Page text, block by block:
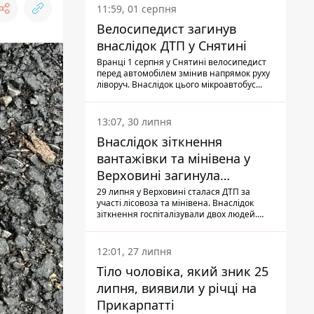
11:59, 01 серпня
Велосипедист загинув
внаслідок ДТП у Снятині
Вранці 1 серпня у Снятині велосипедист
перед автомобілем змінив напрямок руху
ліворуч. Внаслідок цього мікроавтобус
13:07, 30 липня
Внаслідок зіткнення
вантажівки та мінівена у
Верховині загинула
пасажирка, водійка - у
лікарні
29 липня у Верховині сталася ДТП за
участі лісовоза та мінівена. Внаслідок
зіткнення госпіталізували двох людей.
Також травми отримала водійка
автомобіля.
12:01, 27 липня
Тіло чоловіка, який зник 25
липня, виявили у річці на
Прикарпатті